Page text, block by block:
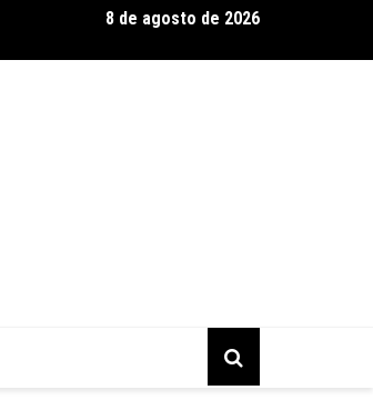
como expert em extensão capilar e aposta na
8 de agosto de 2026